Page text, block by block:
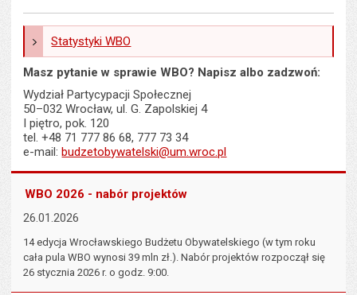
Statystyki WBO
Masz pytanie w sprawie WBO? Napisz albo zadzwoń:
Wydział Partycypacji Społecznej
50–032 Wrocław, ul. G. Zapolskiej 4
I piętro, pok. 120
tel. +48 71 777 86 68, 777 73 34
e-mail:budzetobywatelski@um.wroc.pl
WBO 2026 - nabór projektów
26.01.2026
14 edycja Wrocławskiego Budżetu Obywatelskiego (w tym roku
cała pula WBO wynosi 39 mln zł.). Nabór projektów rozpoczął się
26 stycznia 2026 r. o godz. 9:00.